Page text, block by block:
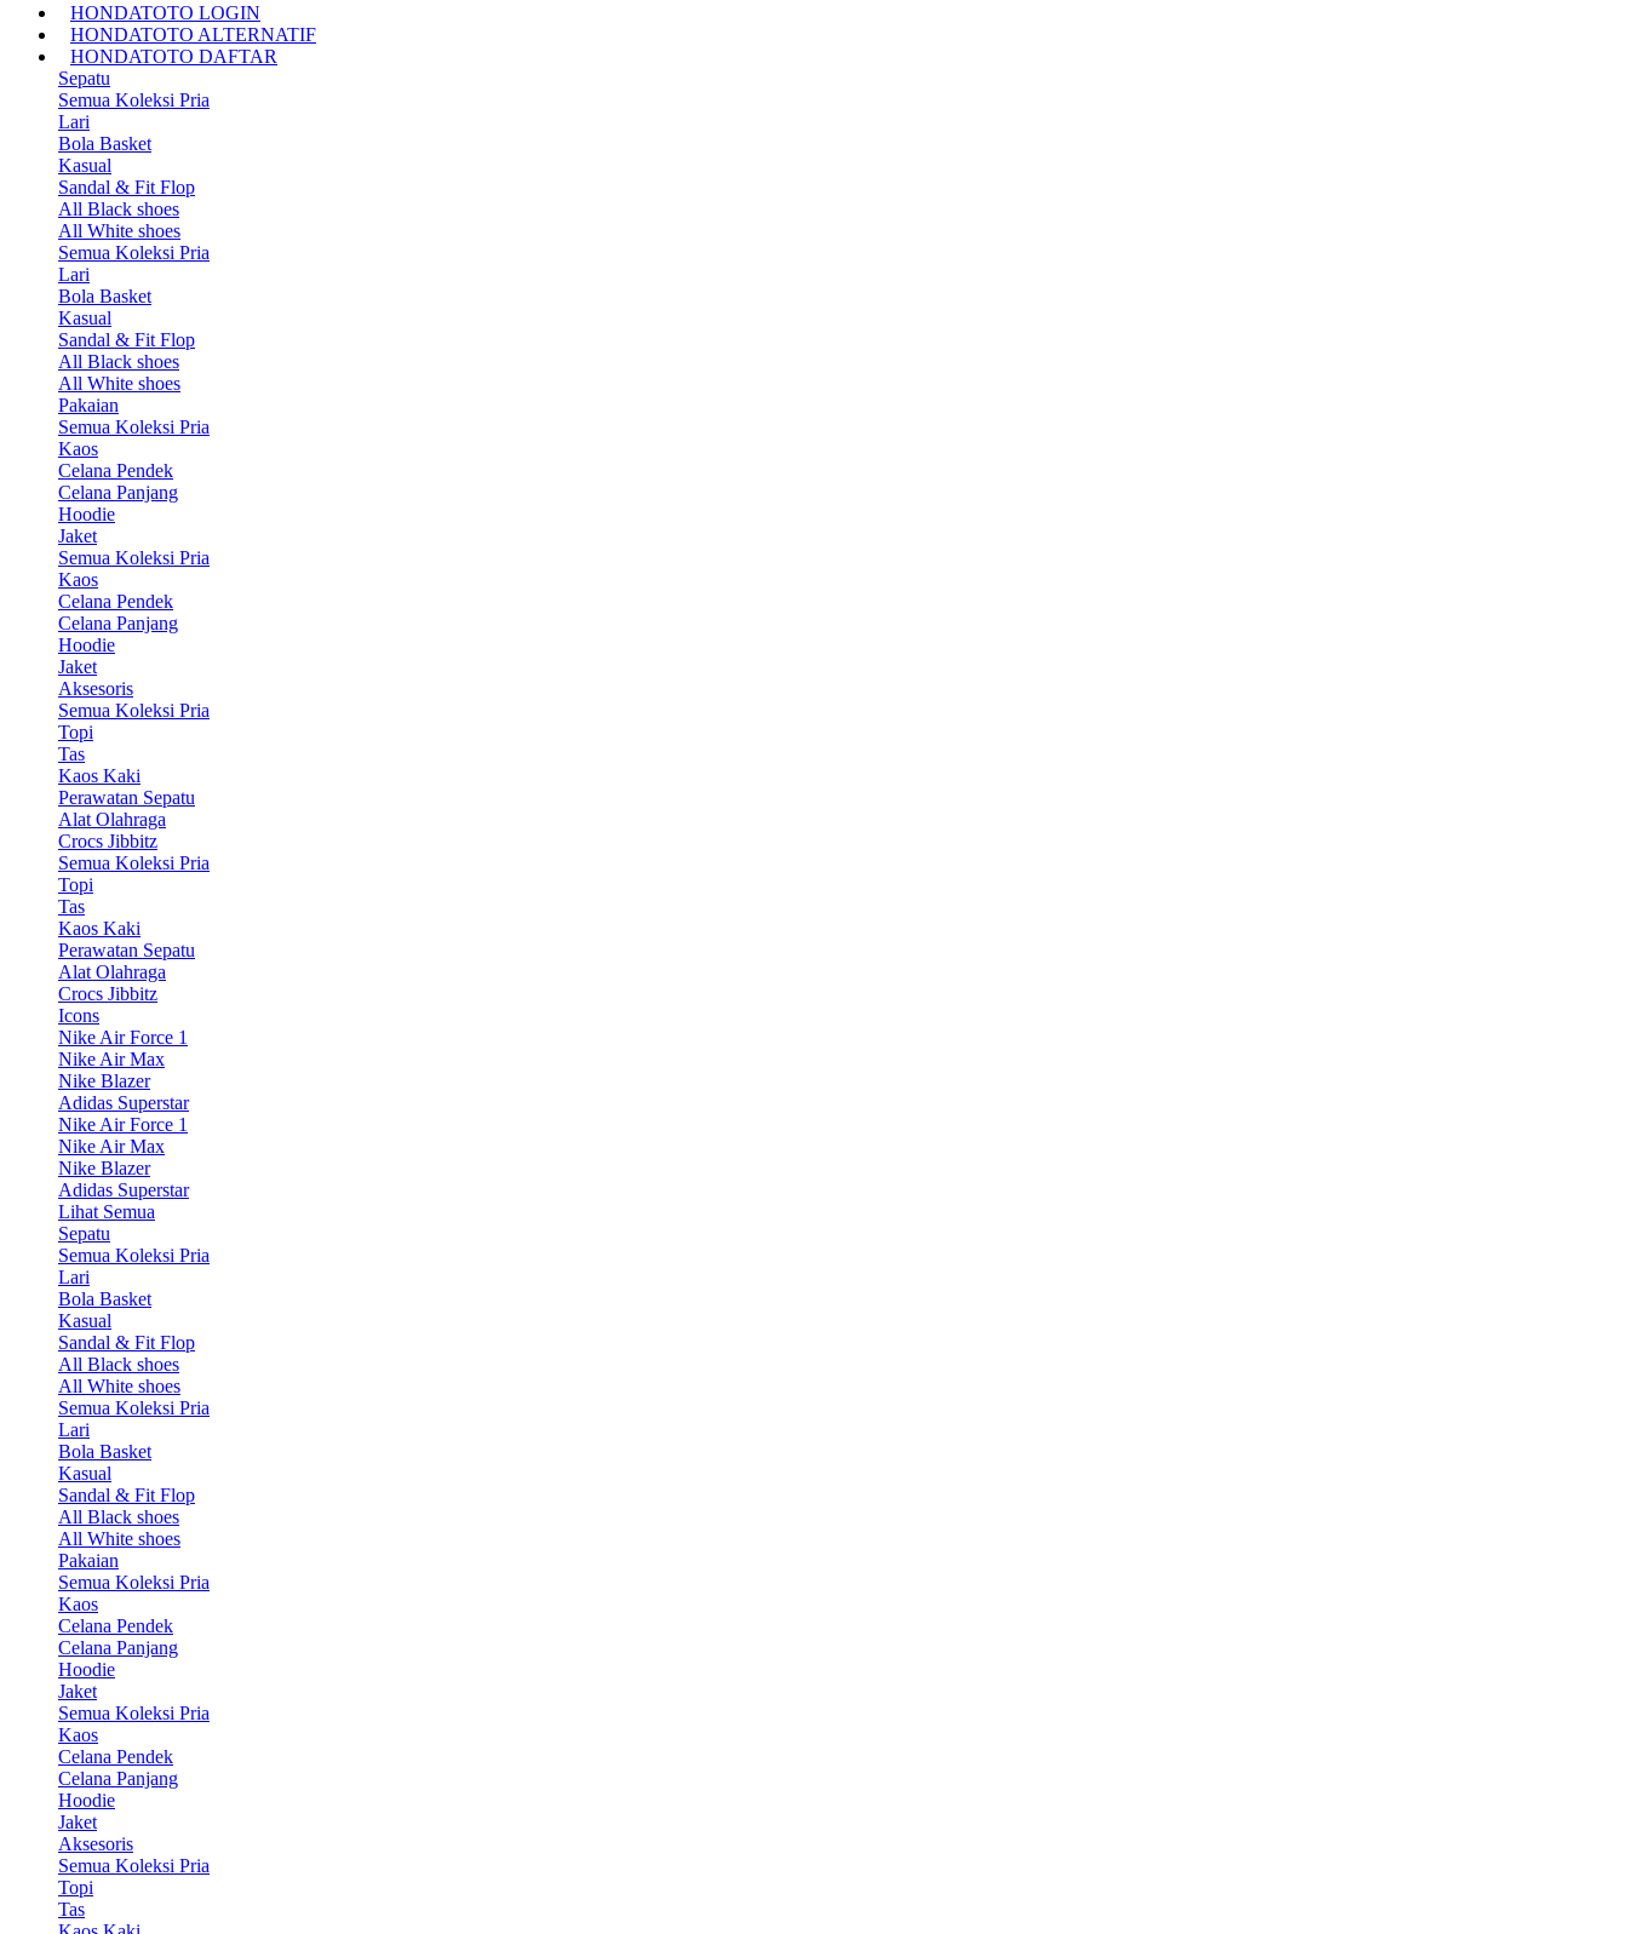
HONDATOTO LOGIN
HONDATOTO ALTERNATIF
HONDATOTO DAFTAR
Sepatu
Semua Koleksi Pria
Lari
Bola Basket
Kasual
Sandal & Fit Flop
All Black shoes
All White shoes
Semua Koleksi Pria
Lari
Bola Basket
Kasual
Sandal & Fit Flop
All Black shoes
All White shoes
Pakaian
Semua Koleksi Pria
Kaos
Celana Pendek
Celana Panjang
Hoodie
Jaket
Semua Koleksi Pria
Kaos
Celana Pendek
Celana Panjang
Hoodie
Jaket
Aksesoris
Semua Koleksi Pria
Topi
Tas
Kaos Kaki
Perawatan Sepatu
Alat Olahraga
Crocs Jibbitz
Semua Koleksi Pria
Topi
Tas
Kaos Kaki
Perawatan Sepatu
Alat Olahraga
Crocs Jibbitz
Icons
Nike Air Force 1
Nike Air Max
Nike Blazer
Adidas Superstar
Nike Air Force 1
Nike Air Max
Nike Blazer
Adidas Superstar
Lihat Semua
Sepatu
Semua Koleksi Pria
Lari
Bola Basket
Kasual
Sandal & Fit Flop
All Black shoes
All White shoes
Semua Koleksi Pria
Lari
Bola Basket
Kasual
Sandal & Fit Flop
All Black shoes
All White shoes
Pakaian
Semua Koleksi Pria
Kaos
Celana Pendek
Celana Panjang
Hoodie
Jaket
Semua Koleksi Pria
Kaos
Celana Pendek
Celana Panjang
Hoodie
Jaket
Aksesoris
Semua Koleksi Pria
Topi
Tas